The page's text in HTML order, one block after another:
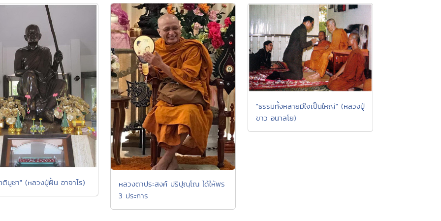
บูชา" (หลวงปู่ฝั้น อาจาโร)
หลวงตาประสงค์ ปริปุณฺโณ ได้ให้พร
3 ประการ
"ธรรมทั้งหลายมีใจเป็นใหญ่" (หลวงปู่
ขาว อนาลโย)